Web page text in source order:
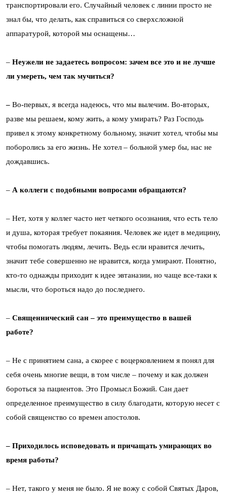
транспортировали его. Случайный человек с линии просто не
знал бы, что делать, как справиться со сверхсложной
аппаратурой, которой мы оснащены…
– Неужели не задаетесь вопросом: зачем все это и не лучше
ли умереть, чем так мучиться?
– Во-первых, я всегда надеюсь, что мы вылечим. Во-вторых,
разве мы решаем, кому жить, а кому умирать? Раз Господь
привел к этому конкретному больному, значит хотел, чтобы мы
поборолись за его жизнь. Не хотел – больной умер бы, нас не
дождавшись.
– А коллеги с подобными вопросами обращаются?
– Нет, хотя у коллег часто нет четкого осознания, что есть тело
и душа, которая требует покаяния. Человек же идет в медицину,
чтобы помогать людям, лечить. Ведь если нравится лечить,
значит тебе совершенно не нравится, когда умирают. Понятно,
кто-то однажды приходит к идее эвтаназии, но чаще все-таки к
мысли, что бороться надо до последнего.
– Священнический сан – это преимущество в вашей
работе?
– Не с принятием сана, а скорее с воцерковлением я понял для
себя очень многие вещи, в том числе – почему и как должен
бороться за пациентов. Это Промысл Божий. Сан дает
определенное преимущество в силу благодати, которую несет с
собой священство со времен апостолов.
– Приходилось исповедовать и причащать умирающих во
время работы?
– Нет, такого у меня не было. Я не вожу с собой Святых Даров,